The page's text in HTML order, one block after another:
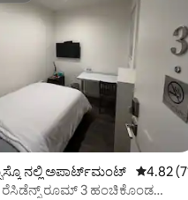
99 ವಿಮರ್ಶೆಗಳು
ನಲ್ಲಿ ಅಪಾರ್ಟ್‌ಮಂಟ್ 5 ರಲ್ಲಿ
4.82
ರೂಮ್ 3 ಹಂಚಿಕೊಂಡ